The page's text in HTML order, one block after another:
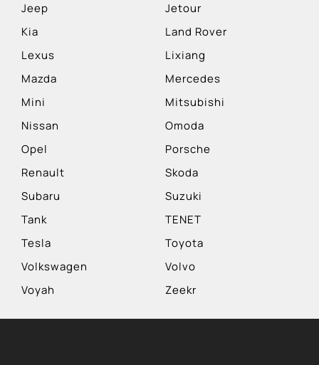
Jeep
Jetour
Kia
Land Rover
Lexus
Lixiang
Mazda
Mercedes
Mini
Mitsubishi
Nissan
Omoda
Opel
Porsche
Renault
Skoda
Subaru
Suzuki
Tank
TENET
Tesla
Toyota
Volkswagen
Volvo
Voyah
Zeekr